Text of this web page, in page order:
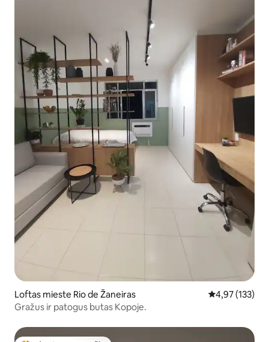
Loftas mieste Rio de Žaneiras Vidutinis
4,97 (133)
Gražus ir patogus butas Kopoje.